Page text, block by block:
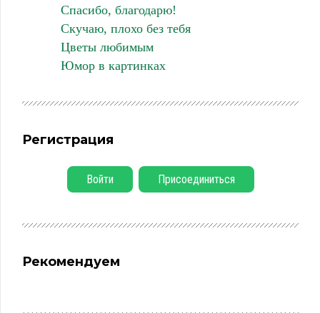
Спасибо, благодарю!
Скучаю, плохо без тебя
Цветы любимым
Юмор в картинках
Регистрация
Войти Присоединиться
Рекомендуем